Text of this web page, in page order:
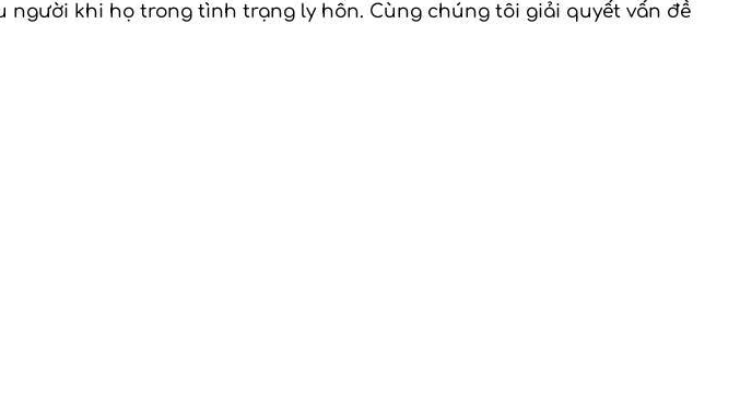
khi họ trong tình trạng ly hôn. Cùng chúng tôi giải quyết vấn đề